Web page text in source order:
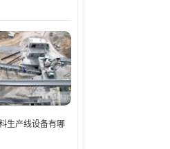
生产线设备有哪